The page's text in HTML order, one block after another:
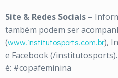
Site & Redes Sociais –
também podem ser
(www.institutosports.com.br),
e Facebook (/
é: #copafeminina